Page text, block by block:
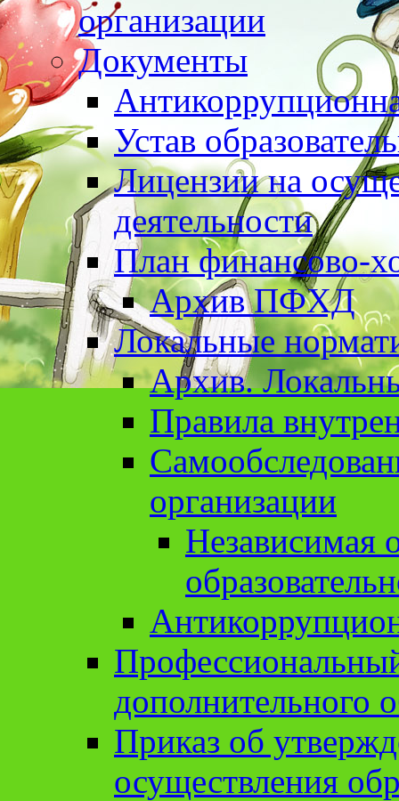
организации
Документы
Устав
Лицензии на
деятельности
План финансово-
Архив ПФХД
Локальные
Архив.
Правила
организации
Независимая
дополнительного
Приказ об
осуществления